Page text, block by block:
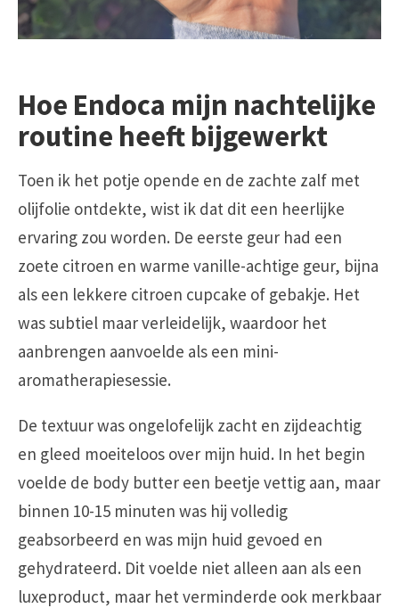
Hoe Endoca mijn nachtelijke
routine heeft bijgewerkt
Toen ik het potje opende en de zachte zalf met
olijfolie ontdekte, wist ik dat dit een heerlijke
ervaring zou worden. De eerste geur had een
zoete citroen en warme vanille-achtige geur, bijna
als een lekkere citroen cupcake of gebakje. Het
was subtiel maar verleidelijk, waardoor het
aanbrengen aanvoelde als een mini-
aromatherapiesessie.
De textuur was ongelofelijk zacht en zijdeachtig
en gleed moeiteloos over mijn huid. In het begin
voelde de body butter een beetje vettig aan, maar
binnen 10-15 minuten was hij volledig
geabsorbeerd en was mijn huid gevoed en
gehydrateerd. Dit voelde niet alleen aan als een
luxeproduct, maar het verminderde ook merkbaar